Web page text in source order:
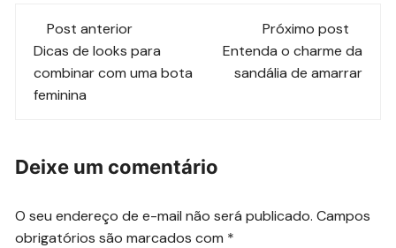
Navegação
de
post
Post anterior
Dicas de looks para
combinar com uma bota
feminina
Próximo post
Entenda o charme da
sandália de amarrar
Deixe um comentário
O seu endereço de e-mail não será publicado. Campos
obrigatórios são marcados com *